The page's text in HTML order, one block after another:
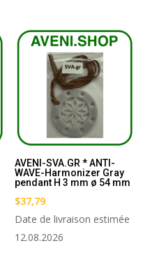
AVENI-SVA.GR * ANTI-
WAVE-Harmonizer Gray
pendant H 3 mm ø 54 mm
$37,79
Date de livraison estimée
12.08.2026